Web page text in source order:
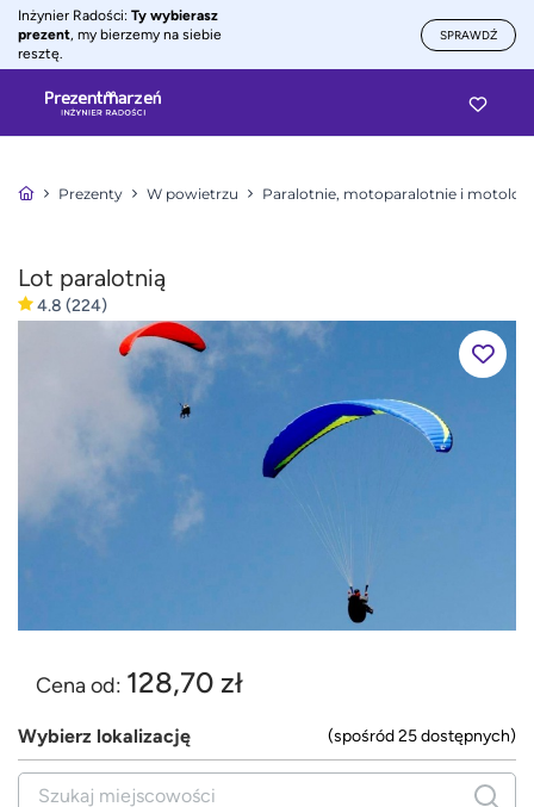
Inżynier Radości: Ty wybierasz
prezent, my bierzemy na siebie
resztę.
SPRAWDŹ
Prezenty W powietrzu Paralotnie, motoparalotnie i
Lot paralotnią
4.8 (224)
Cena od: 128,70 zł
Wybierz lokalizację (spośród 25 dostępnych)